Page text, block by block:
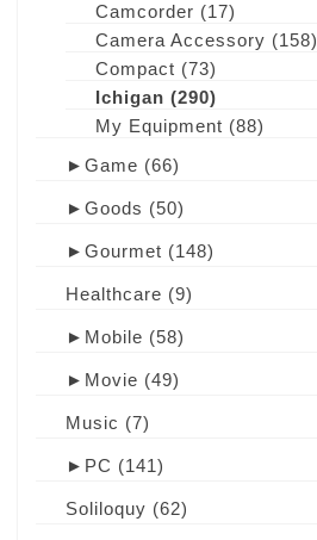
Camcorder (17)
Camera Accessory (158)
Compact (73)
Ichigan (290)
My Equipment (88)
► Game (66)
► Goods (50)
► Gourmet (148)
Healthcare (9)
► Mobile (58)
► Movie (49)
Music (7)
► PC (141)
Soliloquy (62)